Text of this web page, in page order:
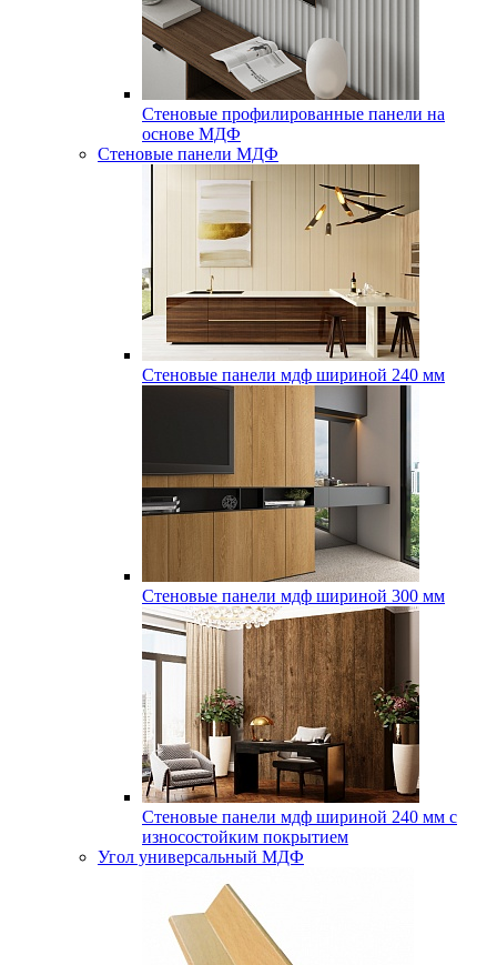
Стеновые профилированные панели на
основе МДФ
Стеновые панели МДФ
Стеновые панели мдф шириной 240 мм
Стеновые панели мдф шириной 300 мм
Стеновые панели мдф шириной 240 мм с
износостойким покрытием
Угол универсальный МДФ